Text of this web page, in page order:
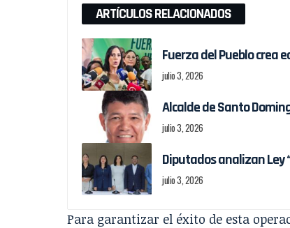
ARTÍCULOS RELACIONADOS
Fuerza del Pueblo crea
julio 3, 2026
Alcalde de Santo
julio 3, 2026
Diputados analizan Ley
julio 3, 2026
Para garantizar el éxito de esta